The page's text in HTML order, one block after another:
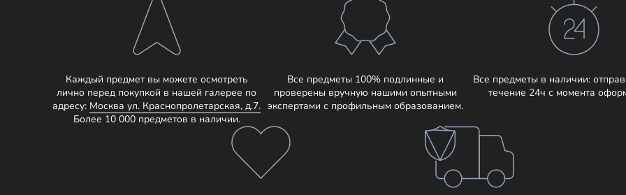
Каждый предмет вы можете осмотреть
лично перед покупкой в нашей галерее по
адресу: Москва ул. Краснопролетарская, д.7.
Более 10 000 предметов в наличии.
Все предметы 100% подлинные и
проверены вручную нашими опытными
экспертами с профильным образованием.
Все предметы в наличии:
течение 24ч с момента